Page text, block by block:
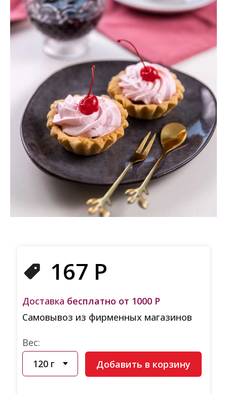
Доставка бесплатно от 1000 Р
Самовывоз из фирменных магазинов
167 Р
Вес:
Добавить в корзину